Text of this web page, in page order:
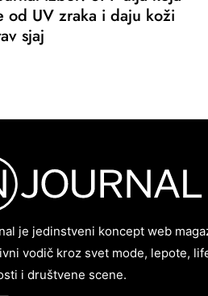
od UV zraka i daju koži
sjaj
je jedinstveni koncept web
vodič kroz svet mode, lepote,
i društvene scene.